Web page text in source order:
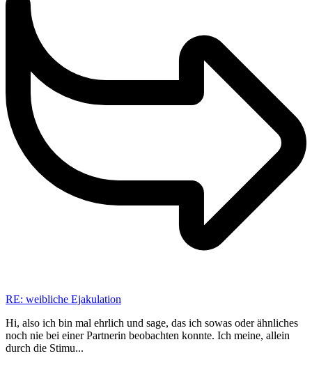
RE: weibliche Ejakulation
Hi, also ich bin mal ehrlich und sage, das ich sowas oder ähnliches
noch nie bei einer Partnerin beobachten konnte. Ich meine, allein
durch die Stimu...